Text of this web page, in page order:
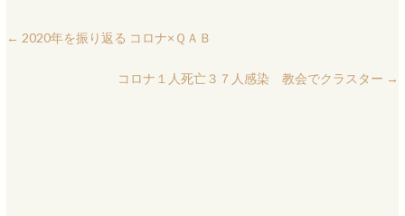
← 2020年を振り返る コロナ×ＱＡＢ
コロナ１人死亡３７人感染 教会でクラスター →